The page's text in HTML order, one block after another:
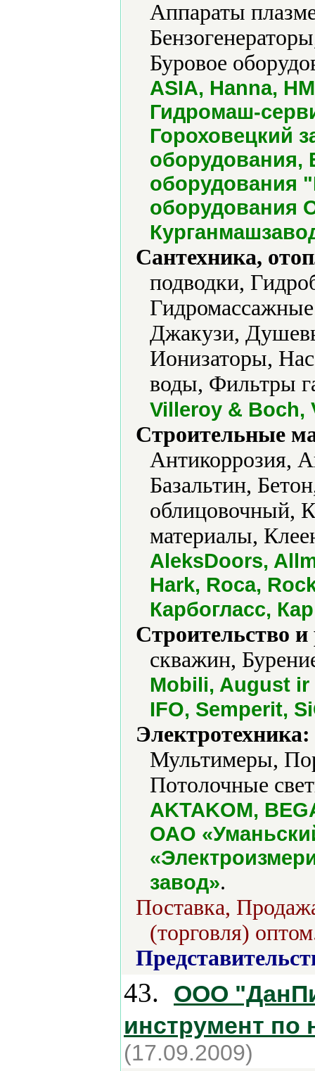
Аппараты
Буровое
ASIA, Hanna,
Гидромаш-
Гороховецкий
оборудования,
оборудования
оборудования
Сантехника,
подводки,
Джакузи,
Ионизаторы,
воды, Фильтры
Villeroy & Boch,
Строительные
Антикоррозия,
Базальтин,
облицовочный,
материалы,
AleksDoors,
Hark, Roca,
Карбогласс,
Строительство
скважин,
Mobili, August ir
IFO, Semperit,
Электротехника:
Мультимеры,
Потолочные
AKTAKOM,
ОАО
завод».
Поставка,
(торговля)
43.
ООО
инструмент по
(17.09.2009)